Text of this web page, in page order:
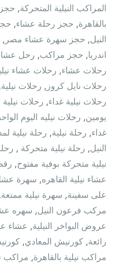
المراكب النيلية المتحركة, حجز
بالقاهرة, حجز رحلة عشاء,
النيل, حجز سهرة عشاء مصر ,
اندريا, حجز مراكب, رحل
رحلات عشاء, رحلات عشاء
رحلات نايل كروز , رحلات نيلية,
رحلات نيلية غداء, رحلات
يومين, رحلات نيليه اليوم
غداء, رحلة نيلية, رحلة نيلية
النيل, رحلة نيلية متحركة ‫ ,
نيلية متحركة بوفية مفتوح,
عشاء نيلية القاهره, سهرة
على سفينة, سهرة نيلية ممتعة,
مركب فرعون النيل, سهره
عروض البواخر النيلية, عشاء
رائعة, كورنيش المعادي,
مراكب نيلية بالقاهرة, مراكب